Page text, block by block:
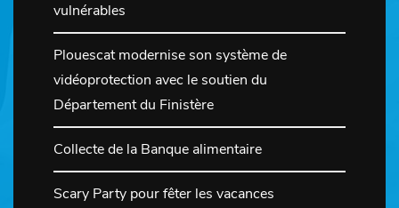
vulnérables
Plouescat modernise son système de
vidéoprotection avec le soutien du
Département du Finistère
Collecte de la Banque alimentaire
Scary Party pour fêter les vacances